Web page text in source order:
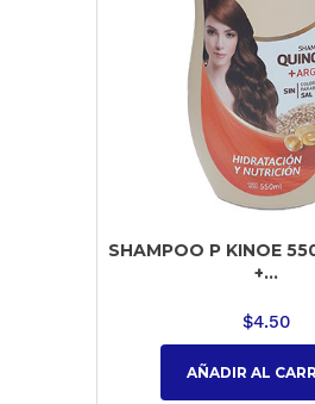
SHAMPOO P KINOE
+...
$4.50
AÑADIR AL